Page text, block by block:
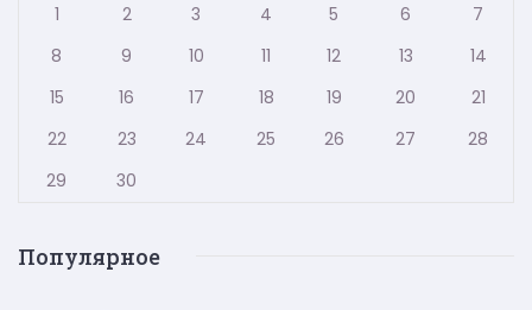
1
2 3 4 5 6
7
8
9 10 11 12 13
14
15
16 17 18 19 20
21
22
23 24 25 26 27
28
29
30
Популярное